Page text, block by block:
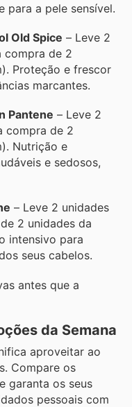
para a pele sensível.
Old Spice – Leve 2
compra de 2
Proteção e frescor
marcantes.
Pantene – Leve 2
compra de 2
Nutrição e
e sedosos,
– Leve 2 unidades
2 unidades da
intensivo para
seus cabelos.
antes que a
da Semana
aproveitar ao
Compare os
garanta os seus
pessoais com